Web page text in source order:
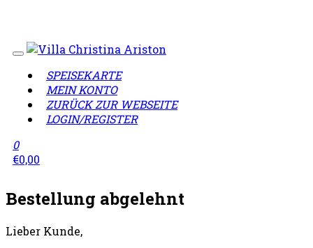
SPEISEKARTE
MEIN KONTO
ZURÜCK ZUR WEBSEITE
LOGIN/REGISTER
0
€0,00
Bestellung abgelehnt
Lieber Kunde,